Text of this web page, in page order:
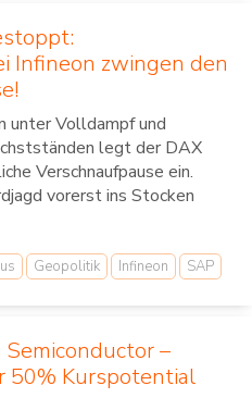
Infineon zwingen den
unter Volldampf und
legt der DAX
Verschnaufpause ein.
vorerst ins Stocken
Geopolitik Infineon SAP
–
50% Kurspotential